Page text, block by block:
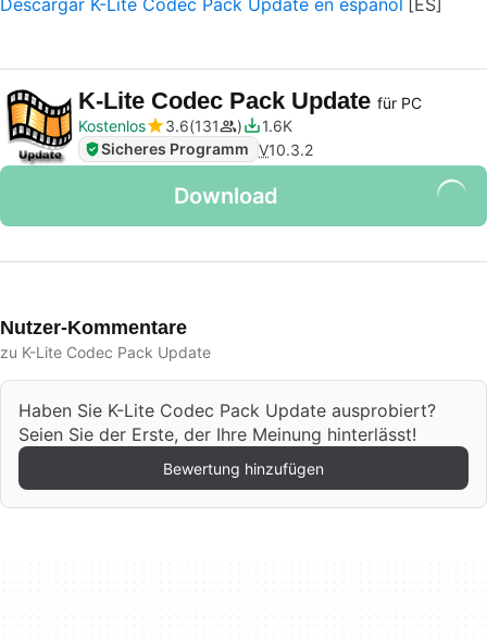
Descargar K-Lite Codec Pack Update en español
K-Lite Codec Pack Update für PC
Kostenlos
3.6 131
1.6K
Sicheres Programm V10.3.2
Download
Nutzer-Kommentare
zu K-Lite Codec Pack Update
Haben Sie K-Lite Codec Pack Update ausprobiert?
Seien Sie der Erste, der Ihre Meinung hinterlässt!
Bewertung hinzufügen